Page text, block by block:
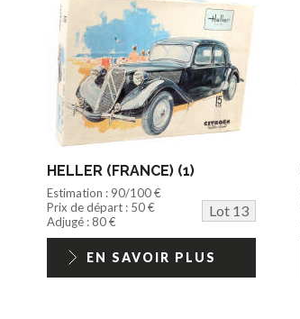
HELLER (FRANCE) (1)
Estimation : 90/100 €
Prix de départ : 50 €
Lot 13
Adjugé : 80 €
EN SAVOIR PLUS